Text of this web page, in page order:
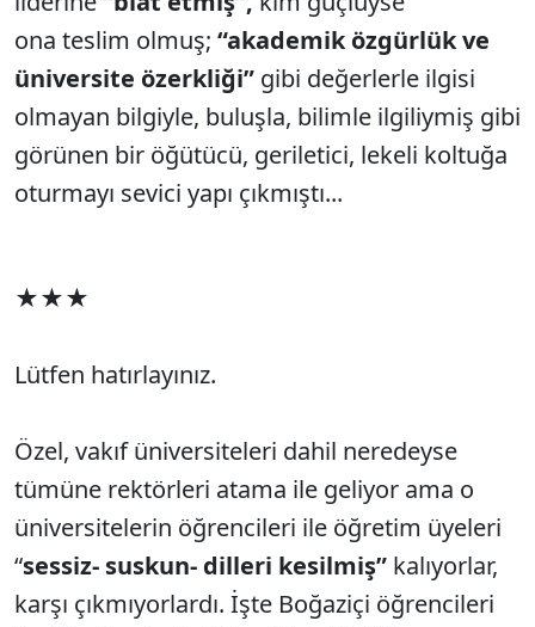
ona teslim olmuş; “akademik özgürlük ve
üniversite özerkliği” gibi değerlerle ilgisi
olmayan bilgiyle, buluşla, bilimle ilgiliymiş gibi
görünen bir öğütücü, geriletici, lekeli koltuğa
oturmayı sevici yapı çıkmıştı...
★★★
Lütfen hatırlayınız.
Özel, vakıf üniversiteleri dahil neredeyse
tümüne rektörleri atama ile geliyor ama o
üniversitelerin öğrencileri ile öğretim üyeleri
“sessiz- suskun- dilleri kesilmiş” kalıyorlar,
karşı çıkmıyorlardı. İşte Boğaziçi öğrencileri